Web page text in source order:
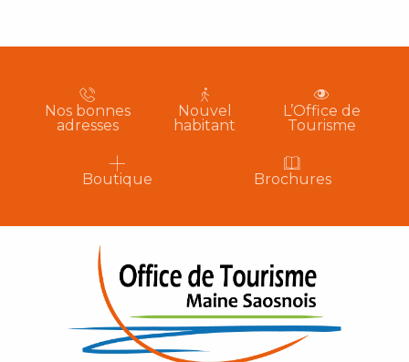
Nos bonnes
adresses
Nouvel
habitant
L’Office de
Tourisme
Boutique Brochures